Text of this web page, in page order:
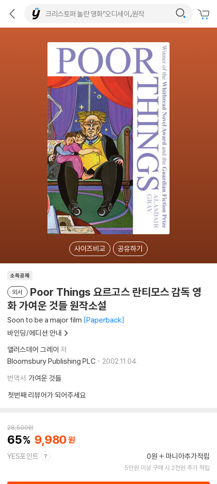
사이즈비교 공유하기
소득공제
외서
Poor Things 요르고스 란티모스 감독 영
화 가여운 것들 원작소설
Soon to be a major film Paperback
바인딩/에디션 안내
앨러스데어 그레이 저
Bloomsbury Publishing PLC
2002.11.04.
번역서 가여운 것들
첫번째 리뷰어가 되어주세요
28,500원
65 9,980
YES포인트 0원 마니아추가적립
5만원 이상 구매 시 2천원 추가 적립